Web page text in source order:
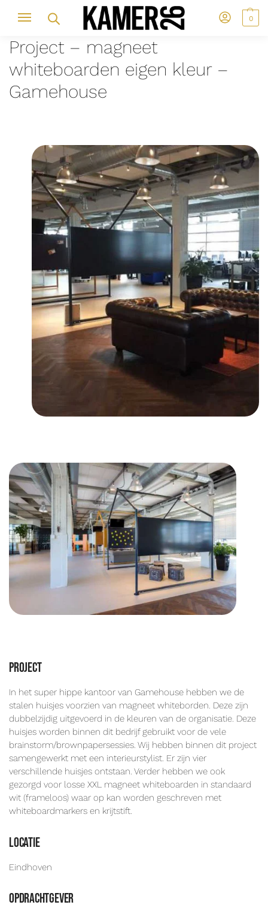
0
Project – magneet
whiteboarden eigen kleur –
Gamehouse
Project
In het super hippe kantoor van Gamehouse hebben we de
stalen huisjes voorzien van magneet whiteborden. Deze zijn
dubbelzijdig uitgevoerd in de kleuren van de organisatie. Deze
huisjes worden binnen dit bedrijf gebruikt voor de vele
brainstorm/brownpapersessies. Wij hebben binnen dit project
samengewerkt met een interieurstylist. Er zijn vier
verschillende huisjes ontstaan. Verder hebben we ook
gezorgd voor losse XXL magneet whiteboarden in standaard
wit (frameloos) waar op kan worden geschreven met
whiteboardmarkers en krijtstift.
Locatie
Eindhoven
Opdrachtgever